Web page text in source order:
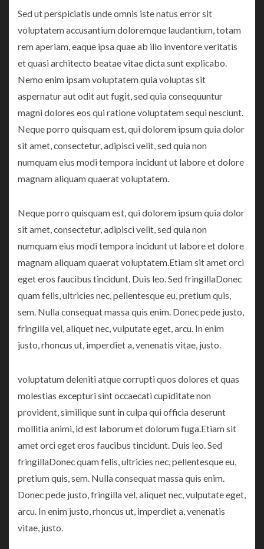
Sed ut perspiciatis unde omnis iste natus error sit
voluptatem accusantium doloremque laudantium, totam
rem aperiam, eaque ipsa quae ab illo inventore veritatis
et quasi architecto beatae vitae dicta sunt explicabo.
Nemo enim ipsam voluptatem quia voluptas sit
aspernatur aut odit aut fugit, sed quia consequuntur
magni dolores eos qui ratione voluptatem sequi nesciunt.
Neque porro quisquam est, qui dolorem ipsum quia dolor
sit amet, consectetur, adipisci velit, sed quia non
numquam eius modi tempora incidunt ut labore et dolore
magnam aliquam quaerat voluptatem.
Neque porro quisquam est, qui dolorem ipsum quia dolor
sit amet, consectetur, adipisci velit, sed quia non
numquam eius modi tempora incidunt ut labore et dolore
magnam aliquam quaerat voluptatem.Etiam sit amet orci
eget eros faucibus tincidunt. Duis leo. Sed fringillaDonec
quam felis, ultricies nec, pellentesque eu, pretium quis,
sem. Nulla consequat massa quis enim. Donec pede justo,
fringilla vel, aliquet nec, vulputate eget, arcu. In enim
justo, rhoncus ut, imperdiet a, venenatis vitae, justo.
voluptatum deleniti atque corrupti quos dolores et quas
molestias excepturi sint occaecati cupiditate non
provident, similique sunt in culpa qui officia deserunt
mollitia animi, id est laborum et dolorum fuga.Etiam sit
amet orci eget eros faucibus tincidunt. Duis leo. Sed
fringillaDonec quam felis, ultricies nec, pellentesque eu,
pretium quis, sem. Nulla consequat massa quis enim.
Donec pede justo, fringilla vel, aliquet nec, vulputate eget,
arcu. In enim justo, rhoncus ut, imperdiet a, venenatis
vitae, justo.